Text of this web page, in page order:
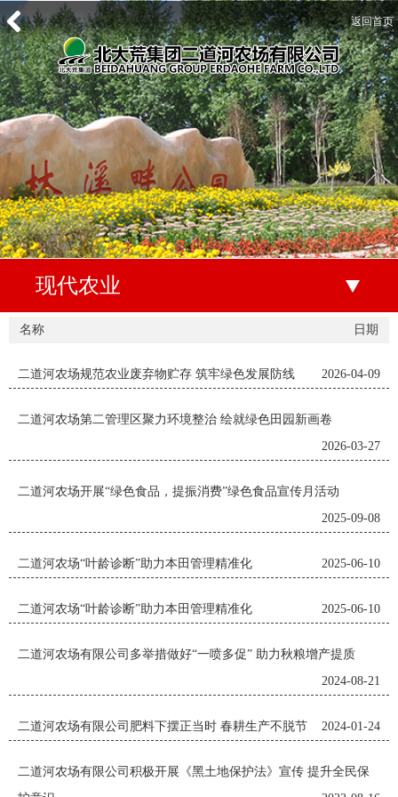
返回首页
现代农业
名称 日期
二道河农场规范农业废弃物贮存 筑牢绿色发展防线 2026-04-09
二道河农场第二管理区聚力环境整治 绘就绿色田园新画卷
2026-03-27
二道河农场开展“绿色食品，提振消费”绿色食品宣传月活动
2025-09-08
二道河农场“叶龄诊断”助力本田管理精准化 2025-06-10
二道河农场“叶龄诊断”助力本田管理精准化 2025-06-10
二道河农场有限公司多举措做好“一喷多促” 助力秋粮增产提质
2024-08-21
二道河农场有限公司肥料下摆正当时 春耕生产不脱节 2024-01-24
二道河农场有限公司积极开展《黑土地保护法》宣传 提升全民保